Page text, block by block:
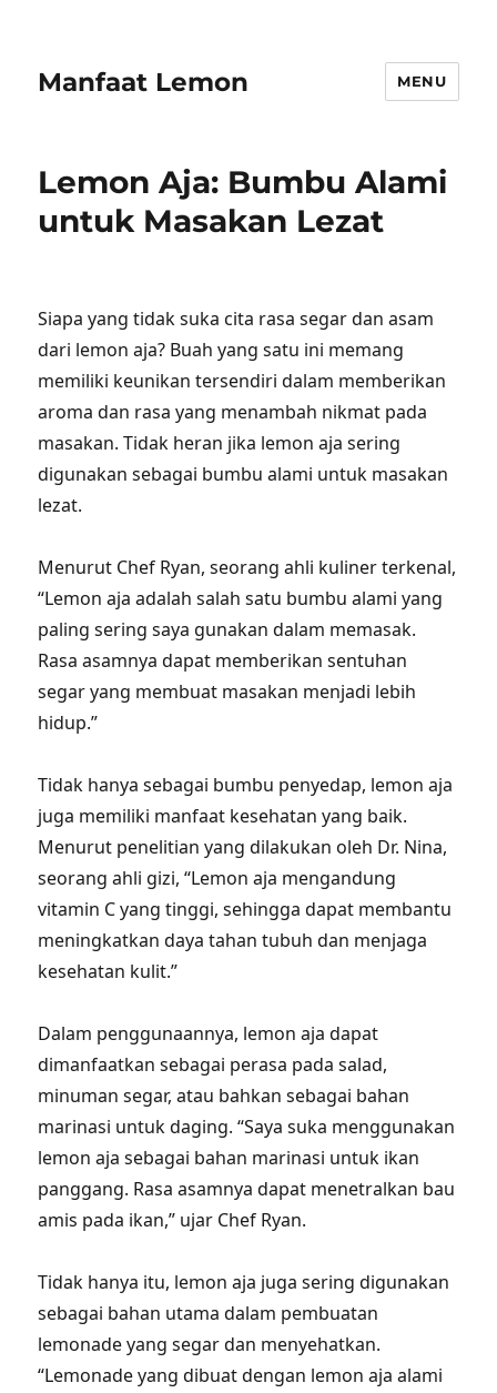
Manfaat Lemon MENU
Lemon Aja: Bumbu Alami
untuk Masakan Lezat
Siapa yang tidak suka cita rasa segar dan asam
dari lemon aja? Buah yang satu ini memang
memiliki keunikan tersendiri dalam memberikan
aroma dan rasa yang menambah nikmat pada
masakan. Tidak heran jika lemon aja sering
digunakan sebagai bumbu alami untuk masakan
lezat.
Menurut Chef Ryan, seorang ahli kuliner terkenal,
“Lemon aja adalah salah satu bumbu alami yang
paling sering saya gunakan dalam memasak.
Rasa asamnya dapat memberikan sentuhan
segar yang membuat masakan menjadi lebih
hidup.”
Tidak hanya sebagai bumbu penyedap, lemon aja
juga memiliki manfaat kesehatan yang baik.
Menurut penelitian yang dilakukan oleh Dr. Nina,
seorang ahli gizi, “Lemon aja mengandung
vitamin C yang tinggi, sehingga dapat membantu
meningkatkan daya tahan tubuh dan menjaga
kesehatan kulit.”
Dalam penggunaannya, lemon aja dapat
dimanfaatkan sebagai perasa pada salad,
minuman segar, atau bahkan sebagai bahan
marinasi untuk daging. “Saya suka menggunakan
lemon aja sebagai bahan marinasi untuk ikan
panggang. Rasa asamnya dapat menetralkan bau
amis pada ikan,” ujar Chef Ryan.
Tidak hanya itu, lemon aja juga sering digunakan
sebagai bahan utama dalam pembuatan
lemonade yang segar dan menyehatkan.
“Lemonade yang dibuat dengan lemon aja alami